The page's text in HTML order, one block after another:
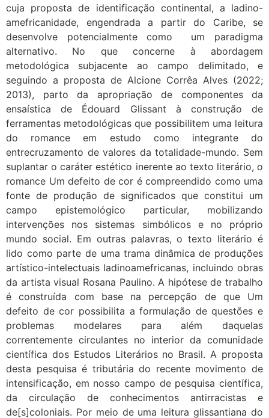
cuja proposta de identificação continental, a ladino-
amefricanidade, engendrada a partir do Caribe, se
desenvolve potencialmente como um paradigma
alternativo. No que concerne à abordagem
metodológica subjacente ao campo delimitado, e
seguindo a proposta de Alcione Corrêa Alves (2022;
2013), parto da apropriação de componentes da
ensaística de Édouard Glissant à construção de
ferramentas metodológicas que possibilitem uma leitura
do romance em estudo como integrante do
entrecruzamento de valores da totalidade-mundo. Sem
suplantar o caráter estético inerente ao texto literário, o
romance Um defeito de cor é compreendido como uma
fonte de produção de significados que constitui um
campo epistemológico particular, mobilizando
intervenções nos sistemas simbólicos e no próprio
mundo social. Em outras palavras, o texto literário é
lido como parte de uma trama dinâmica de produções
artístico-intelectuais ladinoamefricanas, incluindo obras
da artista visual Rosana Paulino. A hipótese de trabalho
é construída com base na percepção de que Um
defeito de cor possibilita a formulação de questões e
problemas modelares para além daquelas
correntemente circulantes no interior da comunidade
científica dos Estudos Literários no Brasil. A proposta
desta pesquisa é tributária do recente movimento de
intensificação, em nosso campo de pesquisa científica,
da circulação de conhecimentos antirracistas e
de[s]coloniais. Por meio de uma leitura glissantiana do